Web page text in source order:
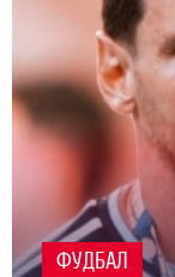
ФУДБАЛ